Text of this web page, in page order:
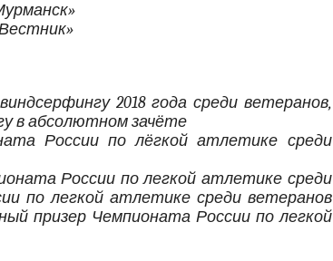
2018 года среди ветеранов,
в абсолютном зачёте
России по лёгкой атлетике среди
России по легкой атлетике среди
по легкой атлетике среди ветеранов
призер Чемпионата России по легкой